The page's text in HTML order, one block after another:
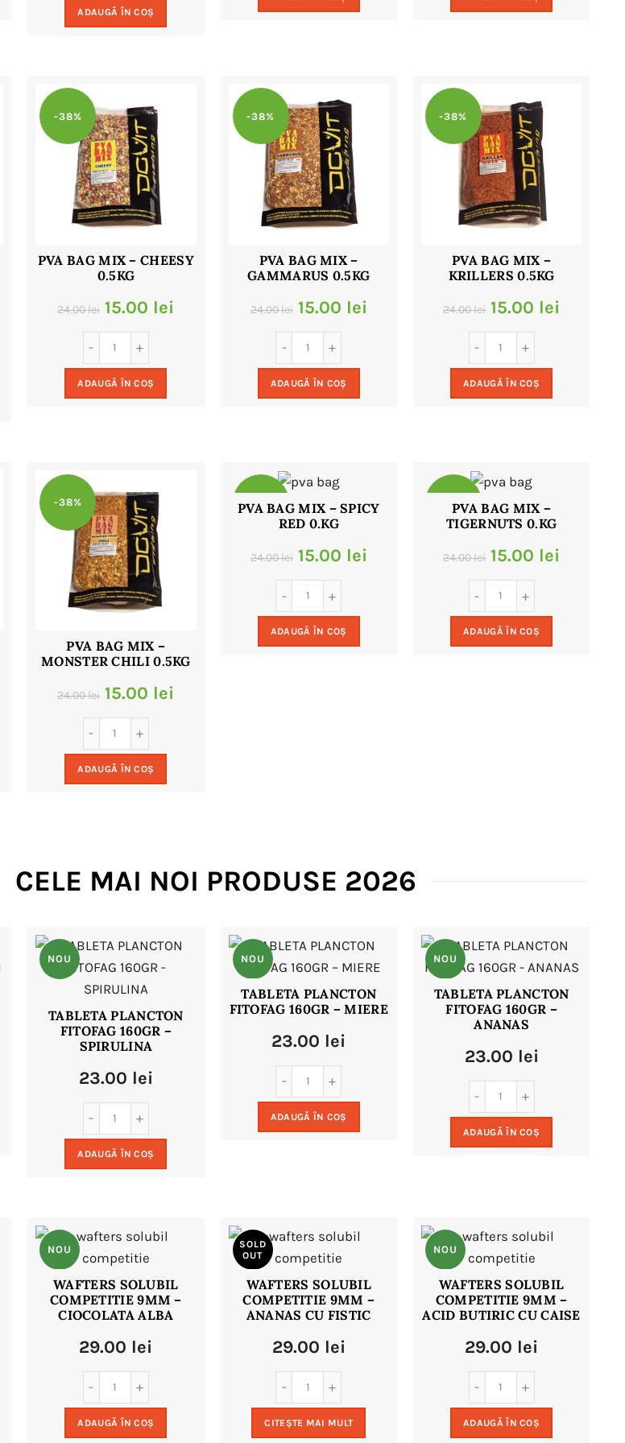
fost:
ADAUGĂ ÎN COȘ
fost:
fost:
-38%
PVA BAG MIX – CHEESY
0.5KG
24.00lei Prețul
inițial
a
fost:
15.00 lei
ADAUGĂ ÎN COȘ
-38%
PVA BAG MIX –
GAMMARUS 0.5KG
24.00lei Prețul
inițial
a
fost:
15.00 lei
ADAUGĂ ÎN COȘ
-38%
PVA BAG MIX –
KRILLERS 0.5KG
24.00lei Prețul
inițial
a
fost:
15.00 lei
ADAUGĂ ÎN COȘ
-38%
PVA BAG MIX –
MONSTER CHILI 0.5KG
24.00lei Prețul
inițial
a
fost:
15.00 lei
ADAUGĂ ÎN COȘ
-38%
PVA BAG MIX – SPICY
RED 0.KG
24.00lei Prețul
inițial
a
fost:
15.00 lei
ADAUGĂ ÎN COȘ
-38%
PVA BAG MIX –
TIGERNUTS 0.KG
24.00lei Prețul
inițial
a
fost:
15.00 lei
ADAUGĂ ÎN COȘ
CELE MAI NOI PRODUSE 2026
NOU
TABLETA PLANCTON
FITOFAG 160GR –
SPIRULINA
23.00 lei
ADAUGĂ ÎN COȘ
NOU
TABLETA PLANCTON
FITOFAG 160GR – MIERE
23.00 lei
ADAUGĂ ÎN COȘ
NOU
TABLETA PLANCTON
FITOFAG 160GR –
ANANAS
23.00 lei
ADAUGĂ ÎN COȘ
NOU
WAFTERS SOLUBIL
COMPETITIE 9MM –
CIOCOLATA ALBA
29.00 lei
ADAUGĂ ÎN COȘ
SOLD
OUT
NOU
WAFTERS SOLUBIL
COMPETITIE 9MM –
ANANAS CU FISTIC
29.00 lei
CITEȘTE MAI MULT
NOU
WAFTERS SOLUBIL
COMPETITIE 9MM –
ACID BUTIRIC CU CAISE
29.00 lei
ADAUGĂ ÎN COȘ